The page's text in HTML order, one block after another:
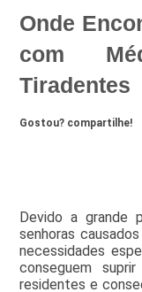
Onde
com
Tiradentes
Gostou? compartilhe!
Devido a grande
senhoras
necessidades
conseguem
residentes e